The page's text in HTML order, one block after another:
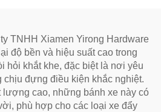
TNHH Xiamen Yirong Hardware
độ bền và hiệu suất cao trong
hỏi khắt khe, đặc biệt là nơi yêu
chịu đựng điều kiện khắc nghiệt.
cao, những bánh xe này có
phù hợp cho các loại xe đẩy